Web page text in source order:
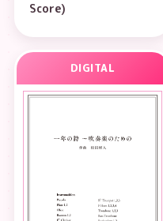
Score)
DIGITAL